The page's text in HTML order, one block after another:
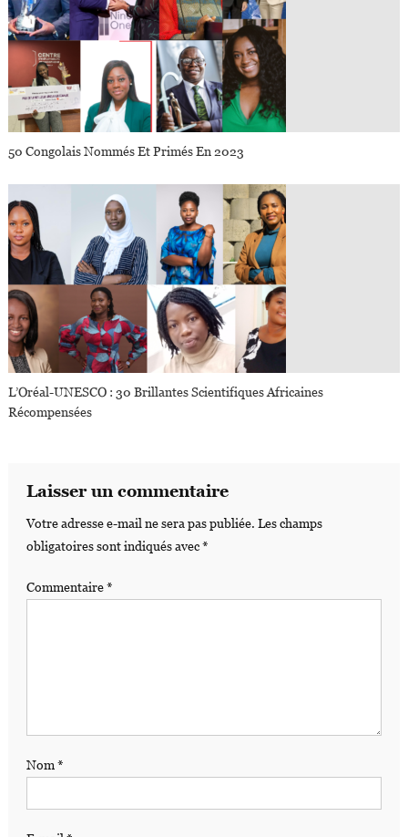
50 Congolais Nommés Et Primés En 2023
L’Oréal-UNESCO : 30 Brillantes Scientifiques Africaines
Récompensées
Laisser un commentaire
Votre adresse e-mail ne sera pas publiée. Les champs
obligatoires sont indiqués avec*
Commentaire*
Nom*